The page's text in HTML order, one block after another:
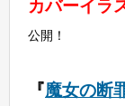
カバーイラ
公開！
『魔女の断